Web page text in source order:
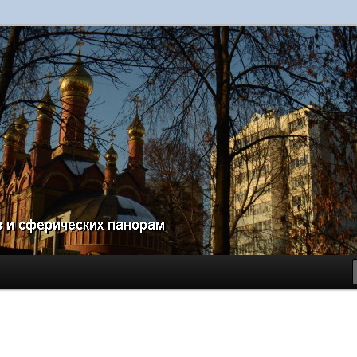
и виртуальных туров